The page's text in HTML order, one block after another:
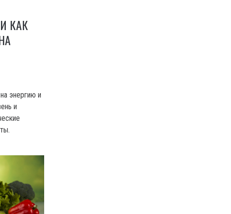
КАК
энергию и
и